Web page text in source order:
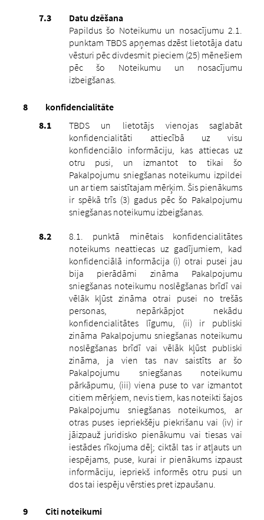
Datu dzēšana
Papildus šo Noteikumu un nosacījumu 2.1.
punktam TBDS apņemas dzēst lietotāja datu
vēsturi pēc divdesmit pieciem (25) mēnešiem
pēc šo Noteikumu un nosacījumu
izbeigšanas.
konfidencialitāte
TBDS un lietotājs vienojas saglabāt
konfidencialitāti attiecībā uz visu
konfidenciālo informāciju, kas attiecas uz
otru pusi, un izmantot to tikai šo
Pakalpojumu sniegšanas noteikumu izpildei
un ar tiem saistītajam mērķim. Šis pienākums
ir spēkā trīs (3) gadus pēc šo Pakalpojumu
sniegšanas noteikumu izbeigšanas.
8.1. punktā minētais konfidencialitātes
noteikums neattiecas uz gadījumiem, kad
konfidenciālā informācija (i) otrai pusei jau
bija pierādāmi zināma Pakalpojumu
sniegšanas noteikumu noslēgšanas brīdī vai
vēlāk kļūst zināma otrai pusei no trešās
personas, nepārkāpjot nekādu
konfidencialitātes līgumu, (ii) ir publiski
zināma Pakalpojumu sniegšanas noteikumu
noslēgšanas brīdī vai vēlāk kļūst publiski
zināma, ja vien tas nav saistīts ar šo
Pakalpojumu sniegšanas noteikumu
pārkāpumu, (iii) viena puse to var izmantot
citiem mērķiem, nevis tiem, kas noteikti šajos
Pakalpojumu sniegšanas noteikumos, ar
otras puses iepriekšēju piekrišanu vai (iv) ir
jāizpauž juridisko pienākumu vai tiesas vai
iestādes rīkojuma dēļ; ciktāl tas ir atļauts un
iespējams, puse, kurai ir pienākums izpaust
informāciju, iepriekš informēs otru pusi un
dos tai iespēju vērsties pret izpaušanu.
Citi noteikumi